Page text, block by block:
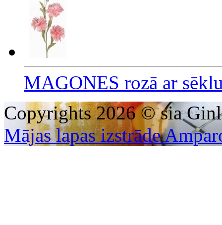
MAGONES rozā ar
Copyrights 2026 © sia
Mājas lapas izstrāde